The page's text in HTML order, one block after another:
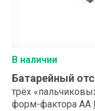
В наличии
Батарейный
трёх
форм-фактора AA